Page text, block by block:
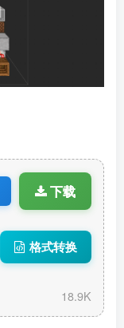
下载
格式转换
18.9K